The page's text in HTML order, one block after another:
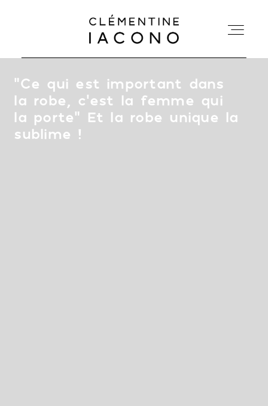
ACCUEIL
“Ce qui est important dans
la robe, c’est la femme qui
la porte" Et la robe unique la
sublime !